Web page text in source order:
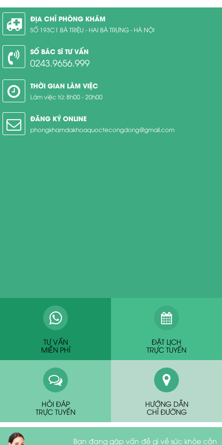
ĐỊA CHỈ PHÒNG KHÁM
SỐ 193C1 BÀ TRIỆU - HAI BÀ TRƯNG - HÀ NỘI
SỐ BÁC SĨ TƯ VẤN
0243.9656.999
THỜI GIAN LÀM VIỆC
Làm việc từ: 8h00 - 20h00
ĐĂNG KÝ ONLINE
phongkhamdakhoaquoctecongdong@gmail.com
TƯ VẤN
MIỄN PHÍ
ĐẶT LỊCH
TRỰC TUYẾN
HỎI ĐÁP
TRỰC TUYẾN
HƯỚNG DẪN
CHỈ ĐƯỜNG
Bạn đang gặp vấn đề gì về sức khỏe cần